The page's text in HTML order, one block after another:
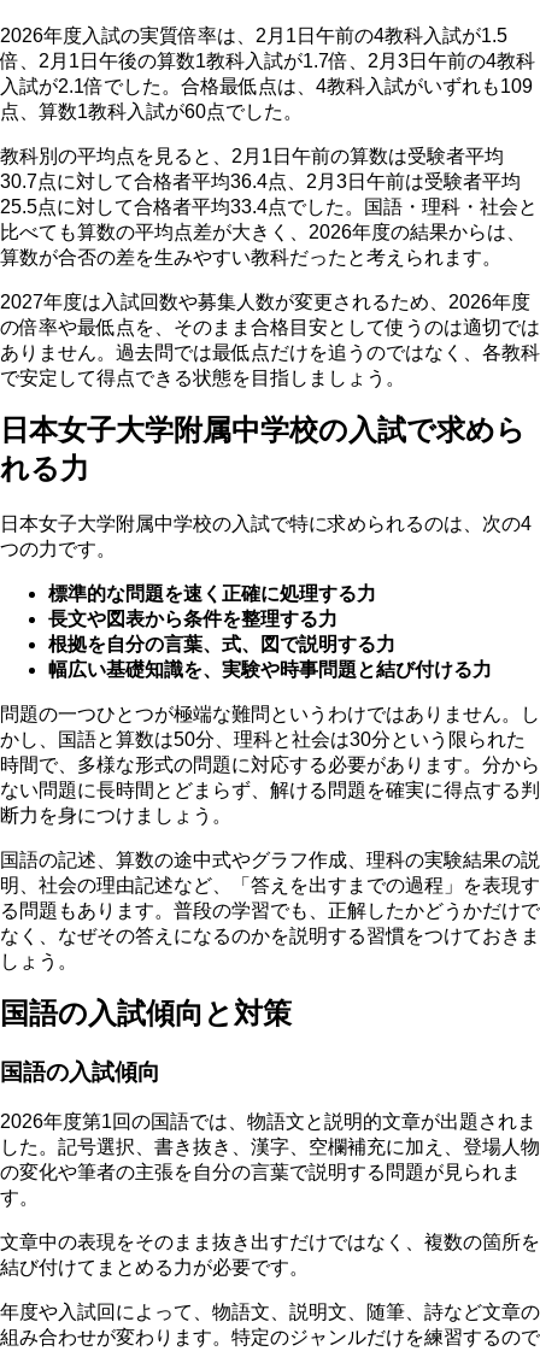
2026年度入試の実質倍率は、2月1日午前の4教科入試が1.5
倍、2月1日午後の算数1教科入試が1.7倍、2月3日午前の4教科
入試が2.1倍でした。合格最低点は、4教科入試がいずれも109
点、算数1教科入試が60点でした。
教科別の平均点を見ると、2月1日午前の算数は受験者平均
30.7点に対して合格者平均36.4点、2月3日午前は受験者平均
25.5点に対して合格者平均33.4点でした。国語・理科・社会と
比べても算数の平均点差が大きく、 2026年度の結果からは、
算数が合否の差を生みやすい教科だったと考えられます。
2027年度は入試回数や募集人数が変更されるため、2026年度
の倍率や最低点を、そのまま合格目安として使うのは適切では
ありません。 過去問では最低点だけを追うのではなく、各教科
で安定して得点できる状態を目指しましょう。
日本女子大学附属中学校の入試で求めら
れる力
日本女子大学附属中学校の入試で特に求められるのは、次の4
つの力です。
標準的な問題を速く正確に処理する力
長文や図表から条件を整理する力
根拠を自分の言葉、式、図で説明する力
幅広い基礎知識を、実験や時事問題と結び付ける力
問題の一つひとつが極端な難問というわけではありません。し
かし、国語と算数は50分、理科と社会は30分という限られた
時間で、多様な形式の問題に対応する必要があります。 分から
ない問題に長時間とどまらず、解ける問題を確実に得点する判
断力を身につけましょう。
国語の記述、算数の途中式やグラフ作成、理科の実験結果の説
明、社会の理由記述など、「答えを出すまでの過程」を表現す
る問題もあります。普段の学習でも、正解したかどうかだけで
なく、 なぜその答えになるのかを説明する習慣をつけておきま
しょう。
国語の入試傾向と対策
国語の入試傾向
2026年度第1回の国語では、物語文と説明的文章が出題されま
した。記号選択、書き抜き、漢字、空欄補充に加え、登場人物
の変化や筆者の主張を自分の言葉で説明する問題が見られま
す。
文章中の表現をそのまま抜き出すだけではなく、複数の箇所を
結び付けてまとめる力が必要です。
年度や入試回によって、物語文、説明文、随筆、詩など文章の
組み合わせが変わります。 特定のジャンルだけを練習するので